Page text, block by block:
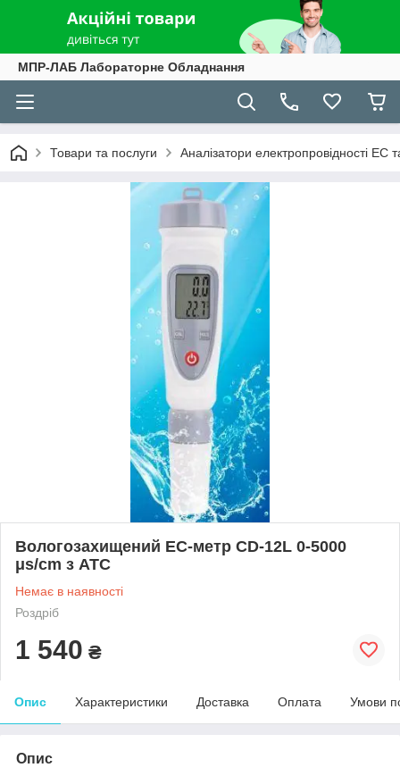
МПР-ЛАБ Лабораторне Обладнання
Товари та послуги Аналізатори електропровідності EC
Вологозахищений EC-метр CD-12L 0-5000
μs/cm з АТС
Немає в наявності
Роздріб
1 540 ₴
Опис Характеристики Доставка Оплата Умови
Опис